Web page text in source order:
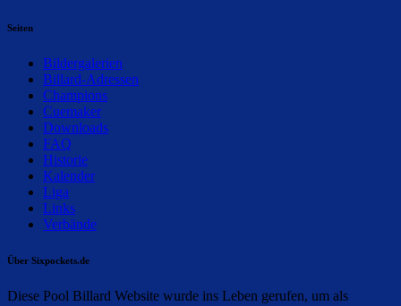
Seiten
Bildergalerien
Billard-Adressen
Champions
Cuemaker
Downloads
FAQ
Historie
Kalender
Liga
Links
Verbände
Über Sixpockets.de
Diese Pool Billard Website wurde ins Leben gerufen, um als